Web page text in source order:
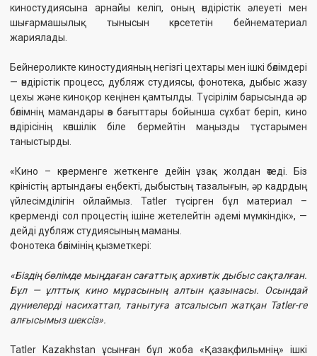
дейді дубляж студиясының маманы.
Фонотека бөлімінің қызметкері:
«Біздің бөлімде мыңдаған сағаттық архивтік дыбыс сақталған.
алғысымыз шексіз».
Tatler Kazakhstan ұсынған бұл жоба «Қазақфильмнің» ішкі
әлемін, шығармашылық қызметін және кәсіби үдерістерін
заманауи аудиторияға ұсынатын ерекше формат болды.
Көрермен бейнематериал арқылы тек студияны аралап қана
қоймай, отандық кинематографияның тереңдігін сезіне алады.
бренд. Бұл жолы олардың назары — ұлттық кино өнерінің
жүрегіне ауысты.
Бейнематериал Tatler Kazakhstan-ның ресми сайтында және
әлеуметтік желілерінде жарияланды. Жоба көрермендер
тарапынан жоғары қызығушылық тудырып, жылы пікірлерге
ие болуда.